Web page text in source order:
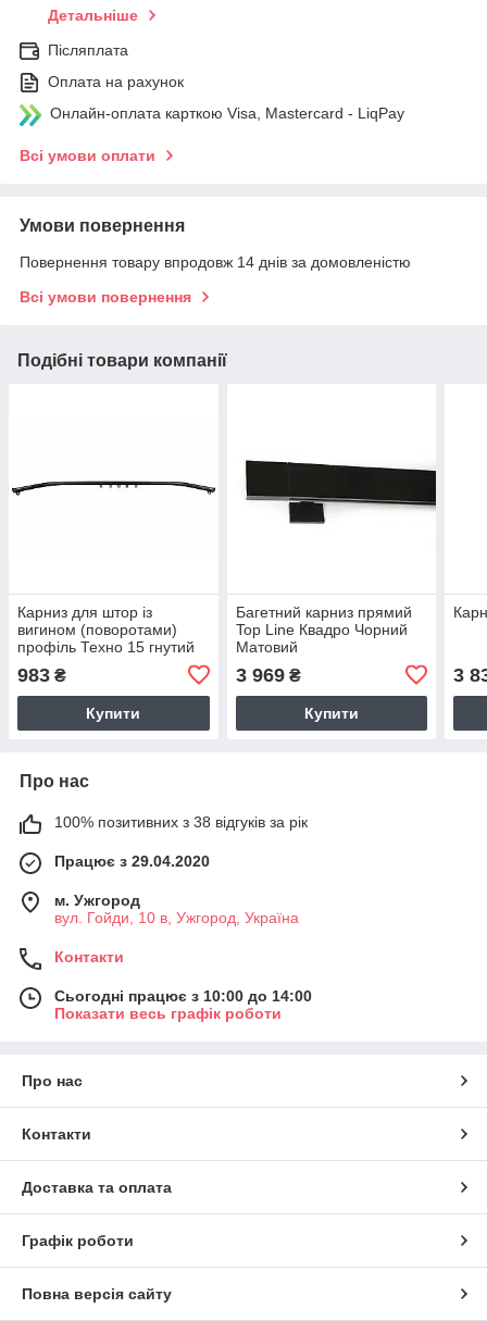
Детальніше
Післяплата
Оплата на рахунок
Онлайн-оплата карткою Visa, Mastercard - LiqPay
Всі умови оплати
Умови повернення
Повернення товару впродовж 14 днів за домовленістю
Всі умови повернення
Подібні товари компанії
Карниз для штор із
вигином (поворотами)
профіль Техно 15 гнутий
Чорний
983 ₴
Купити
Багетний карниз прямий
Top Line Квадро Чорний
Матовий
3 969₴
Купити
3
Про нас
100% позитивних з 38 відгуків за рік
Працює з 29.04.2020
м. Ужгород
вул. Гойди, 10 в, Ужгород, Україна
Контакти
Сьогодні працює з 10:00 до 14:00
Показати весь графік роботи
Про нас
Контакти
Доставка та оплата
Графік роботи
Повна версія сайту